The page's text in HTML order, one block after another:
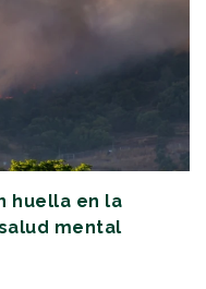
huella en la
mental